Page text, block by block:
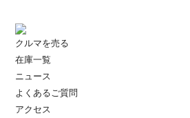
クルマを売る
在庫一覧
ニュース
よくあるご質問
アクセス